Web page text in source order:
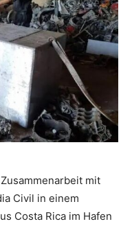
mit
Civil in einem
Costa Rica im Hafen